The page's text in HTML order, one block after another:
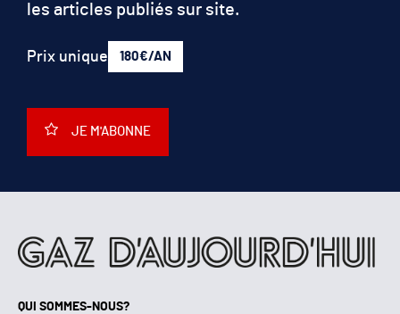
QUI SOMMES-NOUS?
les articles publiés sur site.
Prix unique 180€/AN
JE M'ABONNE